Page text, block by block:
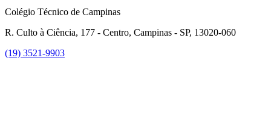
Colégio Técnico de Campinas
R. Culto à Ciência, 177 - Centro, Campinas - SP, 13020-060
(19) 3521-9903